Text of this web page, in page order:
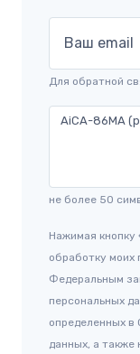
Ваш email
Для обратной
не более 50
Нажимая кнопку
обработку моих
Федеральным
персональных
определенных в
данных, а также